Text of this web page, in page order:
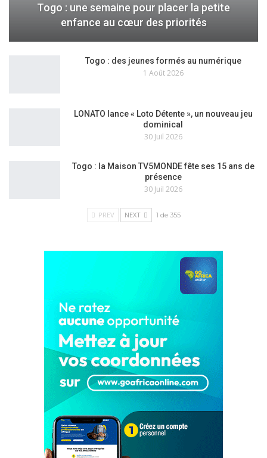
Togo : une semaine pour placer la petite
enfance au cœur des priorités
Togo : des jeunes formés au numérique
1 Août 2026
LONATO lance « Loto Détente », un nouveau jeu
dominical
30 Juil 2026
Togo : la Maison TV5MONDE fête ses 15 ans de
présence
30 Juil 2026
PREV NEXT 1 de 355